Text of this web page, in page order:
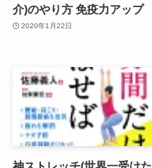
介)のやり方 免疫力アップ
2020年1月22日